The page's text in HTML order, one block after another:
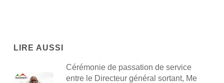
LIRE AUSSI
Cérémonie de passation de service
entre le Directeur général sortant, Me